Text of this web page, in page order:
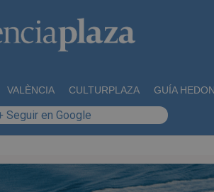
VALÈNCIA CULTURPLAZA GUÍA
Seguir en Google